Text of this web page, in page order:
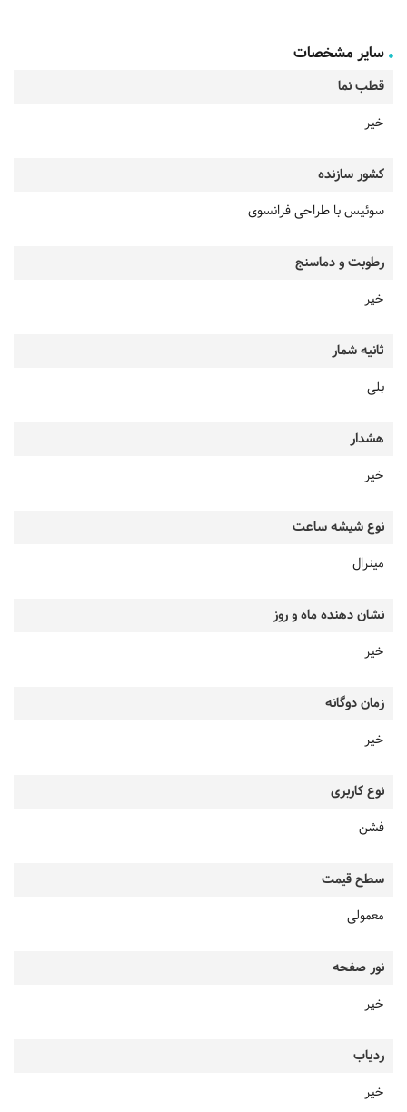
سایر مشخصات
قطب نما
خیر
کشور سازنده
سوئیس با طراحی فرانسوی
رطوبت و دماسنج
خیر
ثانیه شمار
بلی
هشدار
خیر
نوع شیشه ساعت
مینرال
نشان دهنده ماه و روز
خیر
زمان دوگانه
خیر
نوع کاربری
فشن
سطح قیمت
معمولی
نور صفحه
خیر
ردیاب
خیر